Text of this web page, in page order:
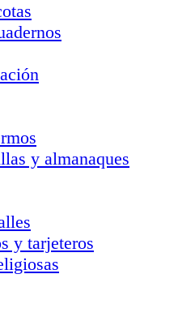
y almanaques
y tarjeteros